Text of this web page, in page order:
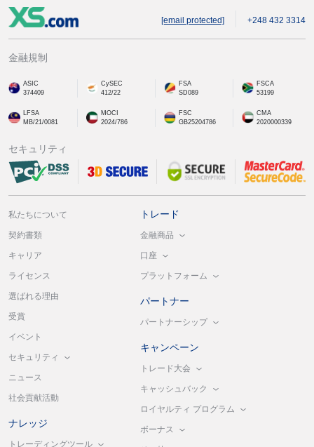
[email protected] +248 432 3314
金融規制
ASIC
374409
CySEC
412/22
FSA
SD089
FSCA
53199
LFSA
MB/21/0081
MOCI
2024/786
FSC
GB25204786
CMA
2020000339
セキュリティ
私たちについて
契約書類
キャリア
ライセンス
選ばれる理由
受賞
イベント
セキュリティ
ニュース
社会貢献活動
ナレッジ
トレーディングツール
トレード
金融商品
口座
プラットフォーム
パートナー
パートナーシップ
キャンペーン
トレード大会
キャッシュバック
ロイヤルティ プログラム
ボーナス